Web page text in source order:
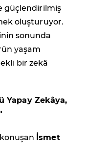
güçlendirilmiş
oluşturuyor.
sonunda
yaşam
bir zekâ
Yapay Zekâya,
konuşan İsmet